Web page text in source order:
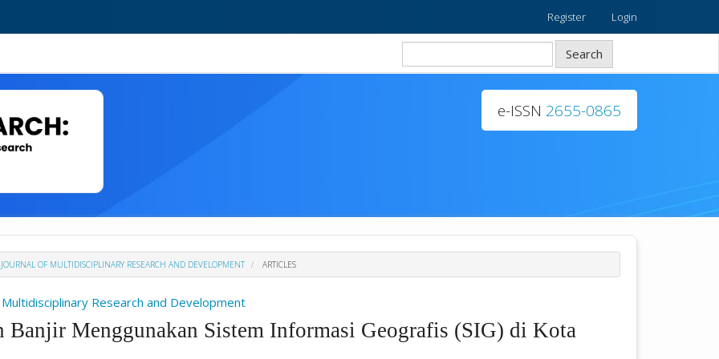
Register Login
Search
e-ISSN 2655-0865
OF MULTIDISCIPLINARY RESEARCH AND DEVELOPMENT ARTICLES
Research and Development
Banjir Menggunakan Sistem Informasi Geografis (SIG) di Kota